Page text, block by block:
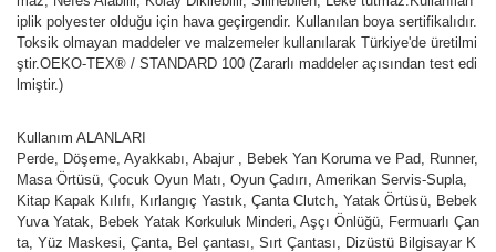
iplik polyester olduğu için hava geçirgendir. Kullanılan boya sertifikalıdır.
Toksik olmayan maddeler ve malzemeler kullanılarak Türkiye'de üretilmi
ştir.OEKO-TEX® / STANDARD 100 (Zararlı maddeler açısından test edi
lmiştir.)
Kullanım ALANLARI
Perde, Döşeme, Ayakkabı, Abajur , Bebek Yan Koruma ve Pad, Runner,
Masa Örtüsü, Çocuk Oyun Matı, Oyun Çadırı, Amerikan Servis-Supla,
Kitap Kapak Kılıfı, Kırlangıç Yastık, Çanta Clutch, Yatak Örtüsü, Bebek
Yuva Yatak, Bebek Yatak Korkuluk Minderi, Aşçı Önlüğü, Fermuarlı Çan
ta, Yüz Maskesi, Çanta, Bel çantası, Sırt Çantası, Dizüstü Bilgisayar K